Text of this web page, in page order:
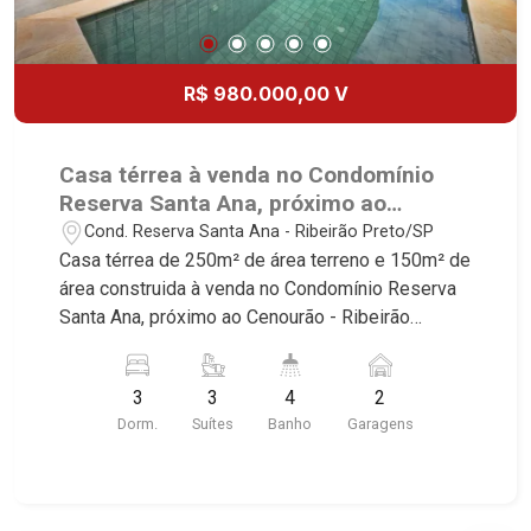
R$ 980.000,00 V
Casa térrea à venda no Condomínio
Reserva Santa Ana, próximo ao
Cenourão - Ribeirão Preto/SP.
Cond. Reserva Santa Ana - Ribeirão Preto/SP
Casa térrea de 250m² de área terreno e 150m² de
área construida à venda no Condomínio Reserva
Santa Ana, próximo ao Cenourão - Ribeirão
imóvel que a Martinelli Imobiliária selecionou
para você: - 250m² de área terreno e 150m² de
área construida - 3 suítes com armários - Sala 2
3
Dorm.
3
Suítes
4
Banho
2
Garagens